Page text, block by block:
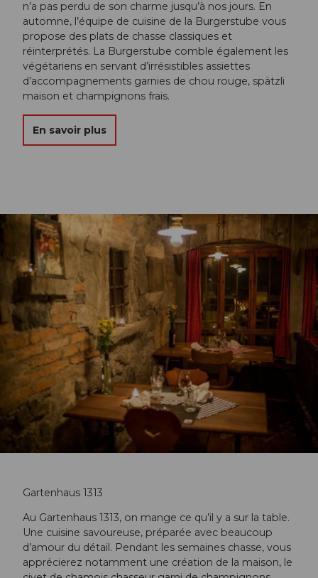
n’a pas perdu de son charme jusqu’à nos jours. En
automne, l’équipe de cuisine de la Burgerstube vous
propose des plats de chasse classiques et
réinterprétés. La Burgerstube comble également les
végétariens en servant d’irrésistibles assiettes
d’accompagnements garnies de chou rouge, spätzli
maison et champignons frais.
En savoir plus
Gartenhaus 1313
Au Gartenhaus 1313, on mange ce qu’il y a sur la table.
Une cuisine savoureuse, préparée avec beaucoup
d’amour du détail. Pendant les semaines chasse, vous
apprécierez notamment une création de la maison, le